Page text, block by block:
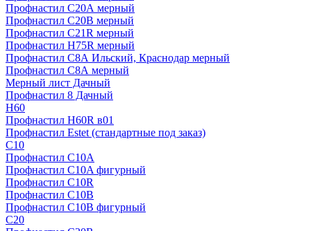
Профнастил С20А мерный
Профнастил С20В мерный
Профнастил С21R мерный
Профнастил Н75R мерный
Профнастил С8А Ильский, Краснодар мерный
Профнастил С8А мерный
Мерный лист Дачный
Профнастил 8 Дачный
Н60
Профнастил H60R в01
Профнастил Estet (стандартные под заказ)
C10
Профнастил С10A
Профнастил С10A фигурный
Профнастил С10R
Профнастил С10В
Профнастил С10В фигурный
C20